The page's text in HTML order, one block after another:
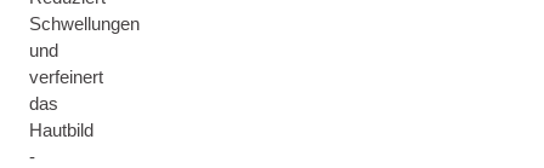
Schwellungen
und
verfeinert
das
Hautbild
-